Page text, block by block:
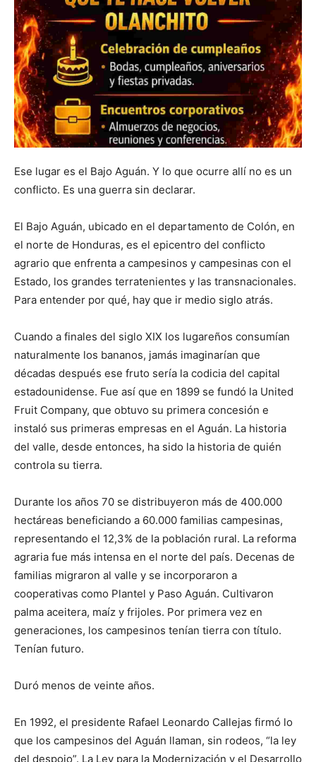
Ese lugar es el Bajo Aguán. Y lo que ocurre allí no es un
conflicto. Es una guerra sin declarar.
El Bajo Aguán, ubicado en el departamento de Colón, en
el norte de Honduras, es el epicentro del conflicto
agrario que enfrenta a campesinos y campesinas con el
Estado, los grandes terratenientes y las transnacionales.
Para entender por qué, hay que ir medio siglo atrás.
Cuando a finales del siglo XIX los lugareños consumían
naturalmente los bananos, jamás imaginarían que
décadas después ese fruto sería la codicia del capital
estadounidense. Fue así que en 1899 se fundó la United
Fruit Company, que obtuvo su primera concesión e
instaló sus primeras empresas en el Aguán. La historia
del valle, desde entonces, ha sido la historia de quién
controla su tierra.
Durante los años 70 se distribuyeron más de 400.000
hectáreas beneficiando a 60.000 familias campesinas,
representando el 12,3% de la población rural. La reforma
agraria fue más intensa en el norte del país. Decenas de
familias migraron al valle y se incorporaron a
cooperativas como Plantel y Paso Aguán. Cultivaron
palma aceitera, maíz y frijoles. Por primera vez en
generaciones, los campesinos tenían tierra con título.
Tenían futuro.
Duró menos de veinte años.
En 1992, el presidente Rafael Leonardo Callejas firmó lo
que los campesinos del Aguán llaman, sin rodeos, “la ley
del despojo”. La Ley para la Modernización y el Desarrollo